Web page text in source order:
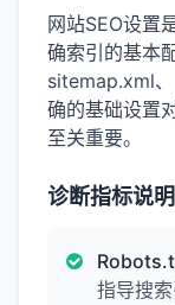
网站SEO设置
确索引的基本
sitemap.xml
确的基础设置
至关重要。
诊断指标说明
指导搜